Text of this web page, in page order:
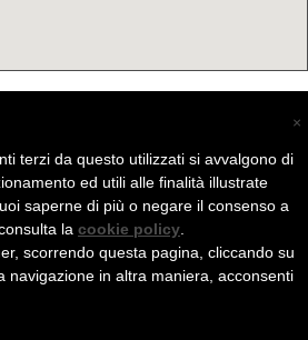
valtellina.com -
×
terzi da questo utilizzati si avvalgono di
ed utili alle finalità illustrate
saperne di più o negare il consenso a
la cookie policy
scorrendo questa pagina, cliccando su
navigazione in altra maniera, acconsenti